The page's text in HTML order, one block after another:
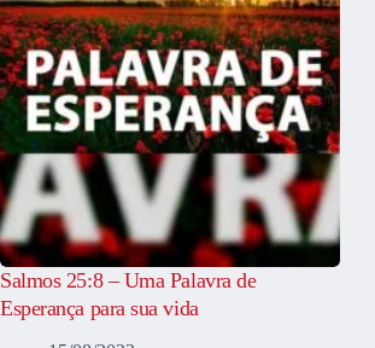
Salmos 25:8 – Uma Palavra de
Esperança para sua vida